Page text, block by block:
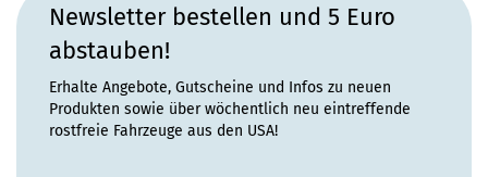
Newsletter bestellen und 5 Euro
abstauben!
Erhalte Angebote, Gutscheine und Infos zu neuen
Produkten sowie über wöchentlich neu eintreffende
rostfreie Fahrzeuge aus den USA!